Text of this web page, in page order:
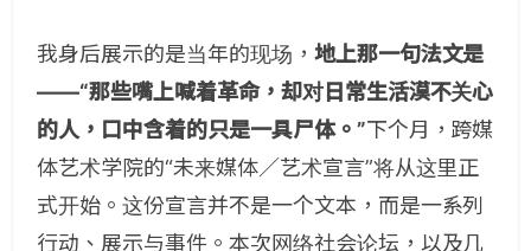
我身后展示的是当年的现场， 地上那一句法文是
——“那些嘴上喊着革命，却对日常生活漠不关心
的人，口中含着的只是一具尸体。”下个月，跨媒
体艺术学院的“未来媒体／艺术宣言”将从这里正
式开始。这份宣言并不是一个文本，而是一系列
行动、展示与事件。本次网络社会论坛，以及几